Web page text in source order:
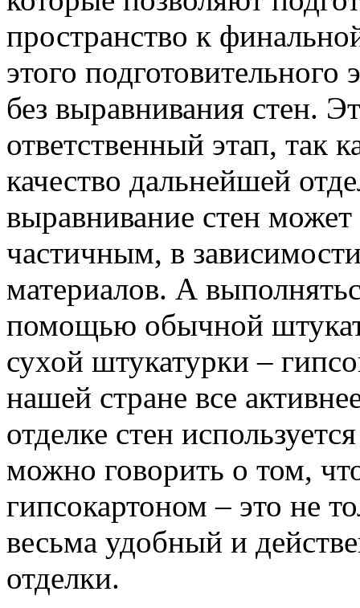
пространство к
этого подготовительного
без выравнивания стен.
ответственный этап, так
качество дальнейшей
выравнивание стен
частичным, в
материалов. А
помощью обычной
сухой штукатурки –
нашей стране все
отделке стен
можно говорить о том,
гипсокартоном – это не
весьма удобный и
отделки.